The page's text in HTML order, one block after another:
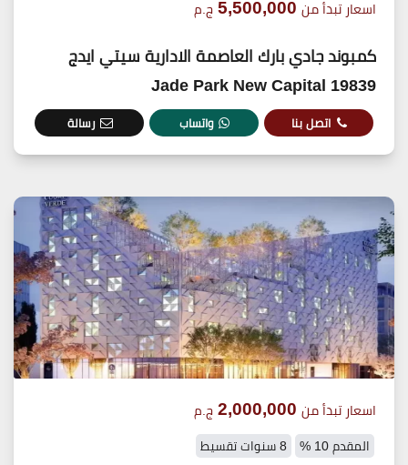
اسعار تبدأ من 5,500,000 ج.م
كمبوند جادي بارك العاصمة الادارية سيتي ايدج
19839 Jade Park New Capital
اتصل بنا واتساب رسالة
اسعار تبدأ من 2,000,000 ج.م
المقدم 10 % 8 سنوات تقسيط